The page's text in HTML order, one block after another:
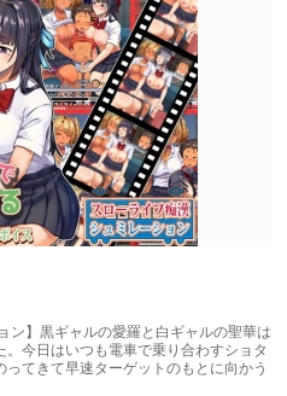
ン】黒ギャルの愛羅と白ギャルの聖華は
今日はいつも電車で乗り合わすショタ
てきて早速ターゲットのもとに向かう